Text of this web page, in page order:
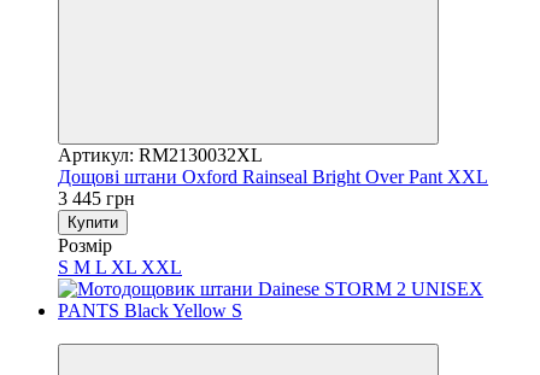
Артикул: RM2130032XL
Дощові штани Oxford Rainseal Bright Over Pant XXL
3 445 грн
Купити
Розмір
S M L XL XXL